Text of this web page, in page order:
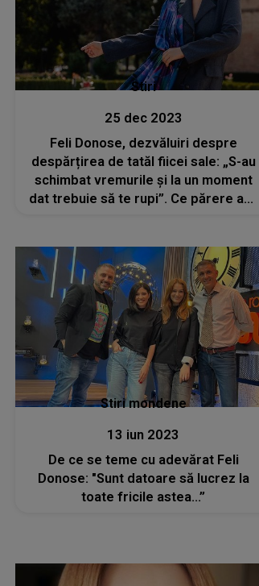
Stiri
25 dec 2023
Feli Donose, dezvăluiri despre
despărțirea de tatăl fiicei sale: „S-au
schimbat vremurile și la un moment
dat trebuie să te rupi”. Ce părere are
Stiri mondene
13 iun 2023
De ce se teme cu adevărat Feli
Donose: "Sunt datoare să lucrez la
toate fricile astea…”